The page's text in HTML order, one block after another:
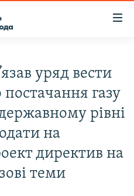
уряд вести
газу
рівні
на
директив на
теми